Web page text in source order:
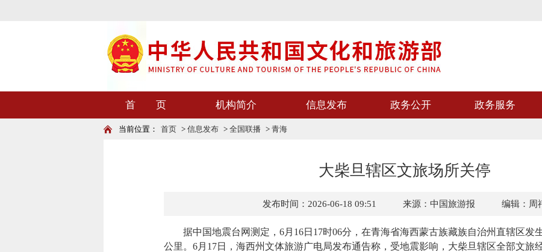
首 页 机构简介 信息发布 政务公开 政务服务
当前位置： 首页 > 信息发布 > 全国联播 > 青海
大柴旦辖区文旅场所关停
发布时间：2026-06-18 09:51 来源：中国旅游报 编辑：周
据中国地震台网测定，6月16日17时06分，在青海省海西蒙古族藏族自治州直辖区发
公里。6月17日，海西州文体旅游广电局发布通告称，受地震影响，大柴旦辖区全部文旅